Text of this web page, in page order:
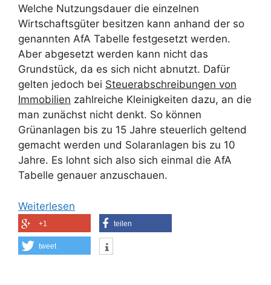
Welche Nutzungsdauer die einzelnen
Wirtschaftsgüter besitzen kann anhand der so
genannten AfA Tabelle festgesetzt werden.
Aber abgesetzt werden kann nicht das
Grundstück, da es sich nicht abnutzt. Dafür
gelten jedoch bei Steuerabschreibungen von
Immobilien zahlreiche Kleinigkeiten dazu, an die
man zunächst nicht denkt. So können
Grünanlagen bis zu 15 Jahre steuerlich geltend
gemacht werden und Solaranlagen bis zu 10
Jahre. Es lohnt sich also sich einmal die AfA
Tabelle genauer anzuschauen.
Weiterlesen
+1 teilen
tweet